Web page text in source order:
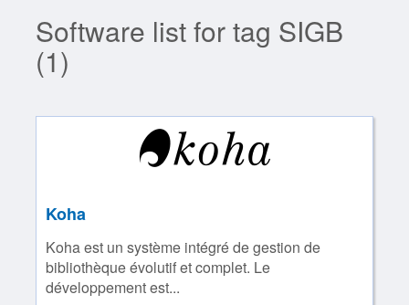
Software list for tag SIGB
(1)
Koha
Koha est un système intégré de gestion de
bibliothèque évolutif et complet. Le
développement est...